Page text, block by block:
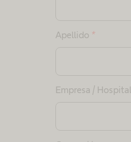
Apellido *
Empresa / Hospital